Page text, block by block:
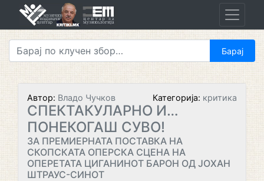
Автор: Владо Чучков Категорија: критика
СПЕКТАКУЛАРНО И…
ПОНЕКОГАШ СУВО!
ЗА ПРЕМИЕРНАТА ПОСТАВКА НА
СКОПСКАТА ОПЕРСКА СЦЕНА НА
ОПЕРЕТАТА ЦИГАНИНОТ БАРОН ОД ЈОХАН
ШТРАУС-СИНОТ